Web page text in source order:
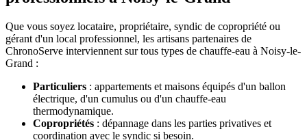
Que vous soyez locataire, propriétaire, syndic de copropriété ou
gérant d'un local professionnel, les artisans partenaires de
ChronoServe interviennent sur tous types de chauffe-eau à Noisy-le-
Grand :
Particuliers : appartements et maisons équipés d'un ballon
électrique, d'un cumulus ou d'un chauffe-eau
thermodynamique.
Copropriétés : dépannage dans les parties privatives et
coordination avec le syndic si besoin.